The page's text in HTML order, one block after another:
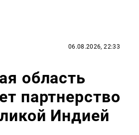
06.08.2026, 22:33
область
партнерство
Индией